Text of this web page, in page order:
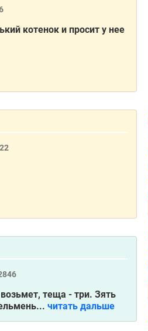
котенок и просит у нее
теща - тpи. Зять
читать дальше